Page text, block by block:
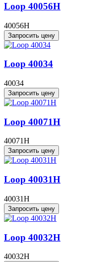
Loop 40056H
40056H
Запросить цену
Loop 40034
40034
Запросить цену
Loop 40071H
40071H
Запросить цену
Loop 40031H
40031H
Запросить цену
Loop 40032H
40032H